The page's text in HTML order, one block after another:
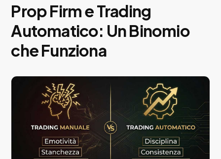
Prop Firm e Trading
Automatico: Un Binomio
che Funziona